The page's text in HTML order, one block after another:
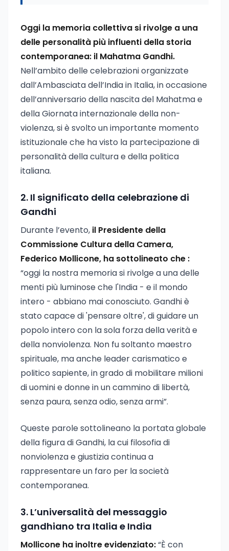
Oggi la memoria collettiva si rivolge a una
delle personalità più influenti della storia
contemporanea: il Mahatma Gandhi.
Nell’ambito delle celebrazioni organizzate
dall’Ambasciata dell’India in Italia, in occasione
dell’anniversario della nascita del Mahatma e
della Giornata internazionale della non-
violenza, si è svolto un importante momento
istituzionale che ha visto la partecipazione di
personalità della cultura e della politica
italiana.
2. Il significato della celebrazione di
Gandhi
Durante l’evento, il Presidente della
Commissione Cultura della Camera,
Federico Mollicone, ha sottolineato che :
“oggi la nostra memoria si rivolge a una delle
menti più luminose che l'India - e il mondo
intero - abbiano mai conosciuto. Gandhi è
stato capace di 'pensare oltre', di guidare un
popolo intero con la sola forza della verità e
della nonviolenza. Non fu soltanto maestro
spirituale, ma anche leader carismatico e
politico sapiente, in grado di mobilitare milioni
di uomini e donne in un cammino di libertà,
senza paura, senza odio, senza armi”.
Queste parole sottolineano la portata globale
della figura di Gandhi, la cui filosofia di
nonviolenza e giustizia continua a
rappresentare un faro per la società
contemporanea.
3. L’universalità del messaggio
gandhiano tra Italia e India
Mollicone ha inoltre evidenziato:“È con